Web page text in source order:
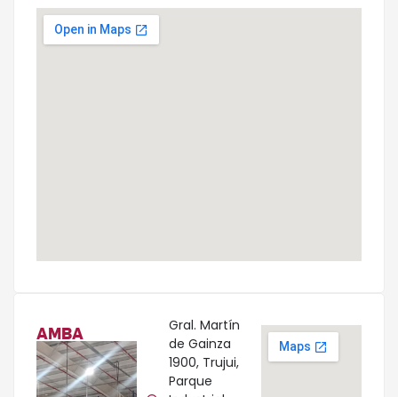
AMBA
Gral. Martín
de Gainza
1900, Trujui,
Parque